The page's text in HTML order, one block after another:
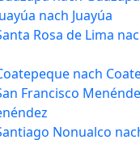
nach Juayúa
Rosa de Lima
nach
Francisco
Nonualco